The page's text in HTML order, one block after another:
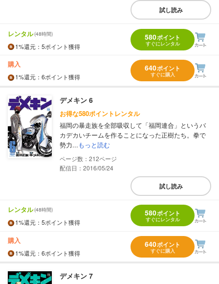
試し読み
レンタル(48時間)
1%還元 ：5ポイント獲得
580ポイント
すぐにレンタル
購入
1%還元 ：6ポイント獲得
640ポイント
すぐに購入
デメキン 6
お得な580ポイントレンタル
福岡の暴走族を全部吸収して「福岡連合」というバ
カデカいチームを作ることになった正樹たち。拳で
勢力...もっと読む
212
配信日：2016/05/24
試し読み
レンタル(48時間)
1%還元 ：5ポイント獲得
580ポイント
すぐにレンタル
購入
1%還元 ：6ポイント獲得
640ポイント
すぐに購入
デメキン 7